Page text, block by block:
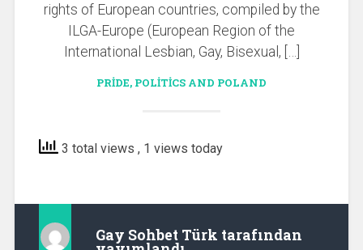
rights of European countries, compiled by the
ILGA-Europe (European Region of the
International Lesbian, Gay, Bisexual, […]
PRIDE, POLITICS AND POLAND
3 total views , 1 views today
Gay Sohbet Türk tarafından